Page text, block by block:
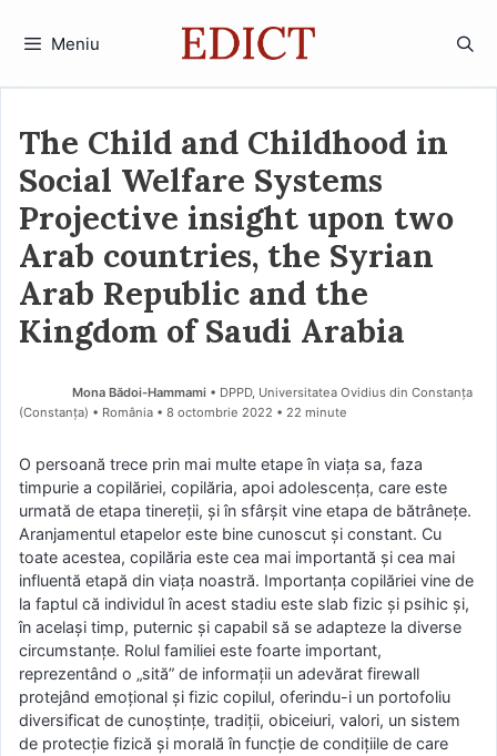
Meniu
The Child and Childhood in
Social Welfare Systems
Projective insight upon two
Arab countries, the Syrian
Arab Republic and the
Kingdom of Saudi Arabia
Mona Bădoi-Hammami • DPPD, Universitatea Ovidius din Constanța
(Constanţa) • România
8 octombrie 2022 • 22 minute
O persoană trece prin mai multe etape în viața sa, faza
timpurie a copilăriei, copilăria, apoi adolescența, care este
urmată de etapa tinereții, şi în sfârșit vine etapa de bătrânețe.
Aranjamentul etapelor este bine cunoscut şi constant. Cu
toate acestea, copilăria este cea mai importantă și cea mai
influentă etapă din viața noastră. Importanța copilăriei vine de
la faptul că individul în acest stadiu este slab fizic și psihic și,
în același timp, puternic și capabil să se adapteze la diverse
circumstanțe. Rolul familiei este foarte important,
reprezentând o „sită” de informații un adevărat firewall
protejând emoțional și fizic copilul, oferindu-i un portofoliu
diversificat de cunoștințe, tradiții, obiceiuri, valori, un sistem
de protecție fizică și morală în funcție de condițiile de care